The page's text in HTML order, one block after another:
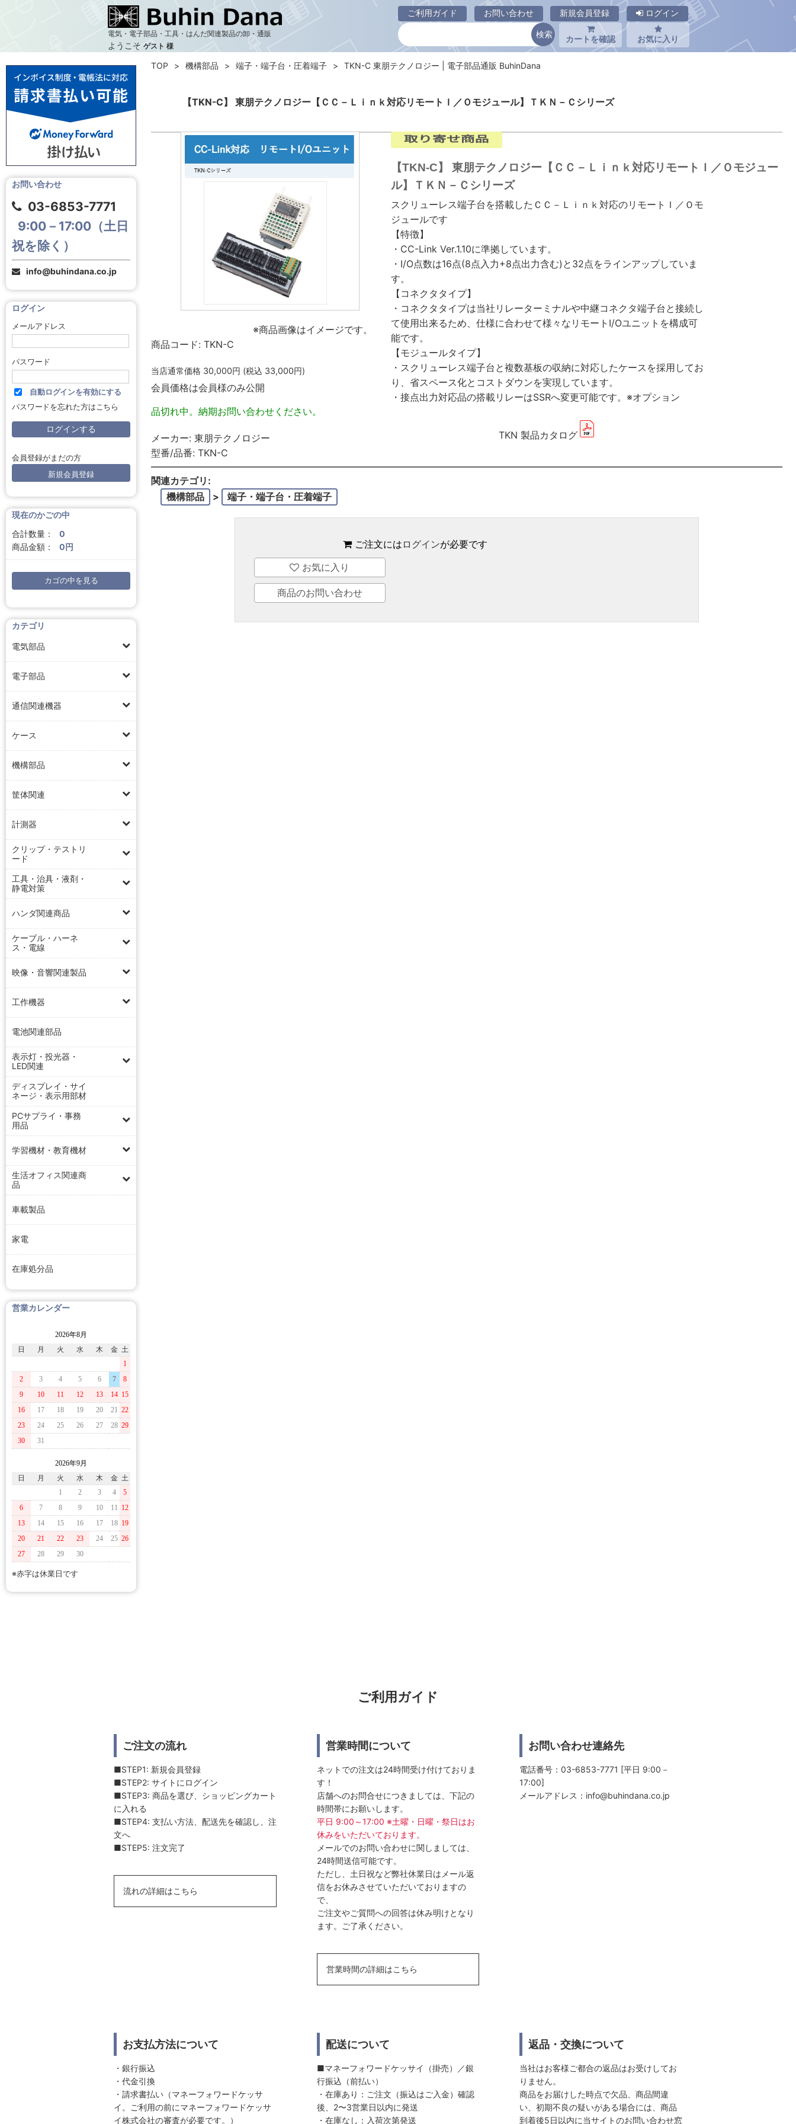
電気・電子部品・工具・はんだ関連製品の卸・通販
ようこそ ゲスト 様
ご利用ガイド お問い合わせ 新規会員登録 ログイン
カートを確認 お気に入り
【TKN-C】 東朋テクノロジー【ＣＣ－Ｌｉｎｋ対応リモートＩ／Ｏモジュール】ＴＫＮ－Ｃシリーズ
お問い合わせ
03-6853-7771
9:00－17:00（土日
祝を除く）
info@buhindana.co.jp
ログイン
メールアドレス
パスワード
自動ログインを有効にする
パスワードを忘れた方はこちら
会員登録がまだの方
新規会員登録
現在のかごの中
合計数量：
0
商品金額：
0円
カゴの中を見る
カテゴリ
電気部品
電子部品
通信関連機器
ケース
機構部品
筐体関連
計測器
クリップ・テストリ
ード
工具・治具・液剤・
静電対策
ハンダ関連商品
ケーブル・ハーネ
ス・電線
映像・音響関連製品
工作機器
電池関連部品
表示灯・投光器・
LED関連
ディスプレイ・サイ
ネージ・表示用部材
PCサプライ・事務
用品
学習機材・教育機材
生活オフィス関連商
品
車載製品
家電
在庫処分品
営業カレンダー
2026年8月
日
月 火 水 木 金 土
1
2
3 4 5 6 7
8
9
10 11 12 13 14 15
16
17 18 19 20 21 22
23
24 25 26 27 28 29
30
31
2026年9月
日
月 火 水 木 金 土
1
2 3 4
5
6
7 8 9 10 11 12
13
14 15 16 17 18 19
20
21 22 23 24 25 26
27
28 29 30
※赤字は休業日です
TOP 機構部品 端子・端子台・圧着端子 TKN-C 東朋テクノロジー | 電子部品通販 BuhinDana
※商品画像はイメージです。
【TKN-C】 東朋テクノロジー【ＣＣ－Ｌｉｎｋ対応リモートＩ／Ｏモジュー
ル】ＴＫＮ－Ｃシリーズ
スクリューレス端子台を搭載したＣＣ－Ｌｉｎｋ対応のリモートＩ／Ｏモ
ジュールです
【特徴】
・CC-Link Ver.1.10に準拠しています。
・I/O点数は16点(8点入力+8点出力含む)と32点をラインアップしていま
す。
【コネクタタイプ】
・コネクタタイプは当社リレーターミナルや中継コネクタ端子台と接続し
て使用出来るため、仕様に合わせて様々なリモートI/Oユニットを構成可
能です。
【モジュールタイプ】
・スクリューレス端子台と複数基板の収納に対応したケースを採用してお
り、省スペース化とコストダウンを実現しています。
・接点出力対応品の搭載リレーはSSRへ変更可能です。※オプション
TKN 製品カタログ
商品コード: TKN-C
当店通常価格 30,000円 (税込 33,000円)
会員価格は会員様のみ公開
品切れ中。納期お問い合わせください。
メーカー: 東朋テクノロジー
型番/品番: TKN-C
関連カテゴリ:
機構部品
> 端子・端子台・圧着端子
ご注文には ログインが必要です
お気に入り
商品のお問い合わせ
ご利用ガイド
ご注文の流れ
■STEP1: 新規会員登録
■STEP2: サイトにログイン
■STEP3: 商品を選び、ショッピングカート
に入れる
■STEP4: 支払い方法、配送先を確認し、注
文へ
■STEP5: 注文完了
流れの詳細はこちら
営業時間について
ネットでの注文は24時間受け付けておりま
す！
店舗へのお問合せにつきましては、下記の
時間帯にお願いします。
平日 9:00～17:00 ※土曜・日曜・祭日はお
休みをいただいております。
メールでのお問い合わせに関しましては、
24時間送信可能です。
ただし、土日祝など弊社休業日はメール返
信をお休みさせていただいておりますの
で、
ご注文やご質問への回答は休み明けとなり
ます。ご了承ください。
営業時間の詳細はこちら
お問い合わせ連絡先
電話番号：03-6853-7771 [平日 9:00－
17:00]
メールアドレス： info@buhindana.co.jp
お支払方法について
・銀行振込
・代金引換
・請求書払い（マネーフォワードケッサ
イ。ご利用の前にマネーフォワードケッサ
イ株式会社の審査が必要です。）
配送について
■マネーフォワードケッサイ（掛売）／銀
行振込（前払い）
・在庫あり：ご注文（振込はご入金）確認
後、2〜3営業日以内に発送
・在庫なし：入荷次第発送
返品・交換について
当社はお客様ご都合の返品はお受けしてお
りません。
商品をお届けした時点で欠品、商品間違
い、初期不良の疑いがある場合には、商品
到着後5日以内に当サイトのお問い合わせ窓